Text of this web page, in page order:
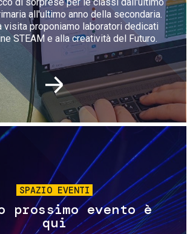
all'ultimo anno della secondaria.
visita proponiamo laboratori dedicati
STEAM e alla creatività del Futuro.
Immagine
SPAZIO EVENTI
evento è
qui